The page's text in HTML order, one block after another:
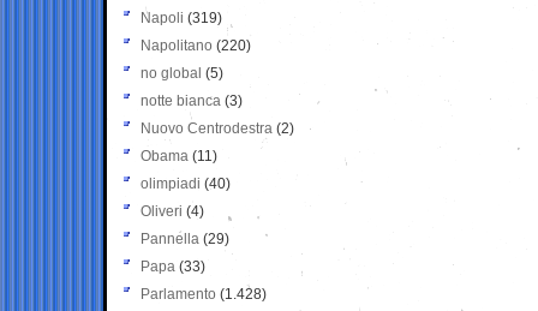
Napoli (319)
Napolitano (220)
no global (5)
notte bianca (3)
Nuovo Centrodestra (2)
Obama (11)
olimpiadi (40)
Oliveri (4)
Pannella (29)
Papa (33)
Parlamento (1.428)